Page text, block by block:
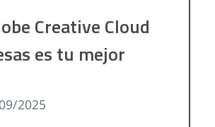
Creative Cloud
es tu mejor
2025